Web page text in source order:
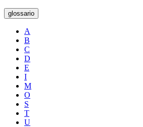
glossario
A
B
C
D
E
I
M
O
S
T
U